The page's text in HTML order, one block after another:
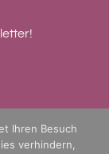
Ihren Besuch
verhindern,